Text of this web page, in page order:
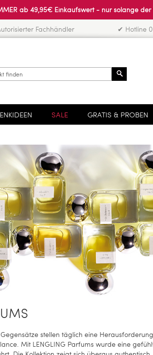
ab 49,95€ Einkaufswert - nur solange
Fachhändler ✔ Hotline
SALE GRATIS & PROBEN
stellen täglich eine
Mit LENGLING Parfums wurde eine